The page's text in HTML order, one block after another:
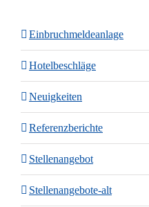
Einbruchmeldeanlage
Hotelbeschläge
Neuigkeiten
Referenzberichte
Stellenangebot
Stellenangebote-alt